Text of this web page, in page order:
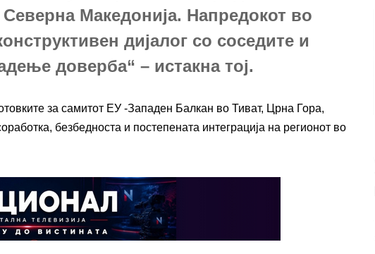
Македонија. Напредокот во
дијалог со соседите и
доверба“ – истакна тој.
за самитот ЕУ -Западен Балкан во Тиват, Црна Гора,
безбедноста и постепената интеграција на регионот во